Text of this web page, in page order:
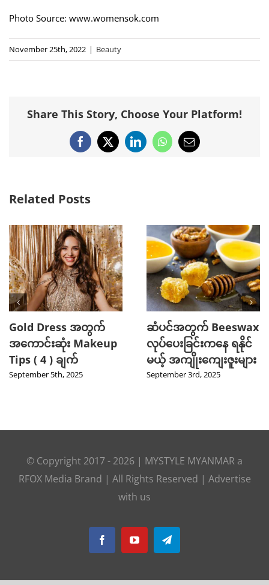
Photo Source: www.womensok.com
November 25th, 2022 | Beauty
Share This Story, Choose Your Platform!
Facebook
X LinkedInWhatsApp
Email
Related Posts
Gold Dress အတွက်
အကောင်းဆုံး Makeup
Tips ( 4 ) ချက်
September 5th, 2025
ဆံပင်အတွက် Beeswax
လုပ်ပေးခြင်းကနေ ရနိုင်
မယ့် အကျိုးကျေးဇူးများ
September 3rd, 2025
© Copyright 2017 - 2026 | MYSTYLE MYANMAR a
RFOX Media Brand | All Rights Reserved | Advertise
with us
FacebookYouTubeTelegram